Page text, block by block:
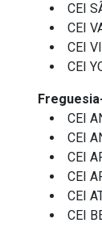
CEI
CEI
CEI
CEI
CEI
CEI
CEI
CEI
CEI
CEI